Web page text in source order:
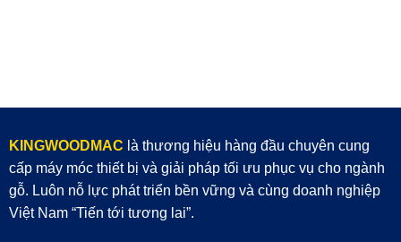
KINGWOODMAC là thương hiệu hàng đầu chuyên cung
cấp máy móc thiết bị và giải pháp tối ưu phục vụ cho ngành
gỗ. Luôn nỗ lực phát triển bền vững và cùng doanh nghiệp
Việt Nam “Tiến tới tương lai”.